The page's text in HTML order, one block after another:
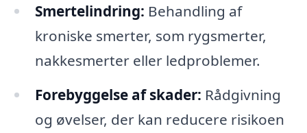
Smertelindring: Behandling af
kroniske smerter, som rygsmerter,
nakkesmerter eller ledproblemer.
Forebyggelse af skader: Rådgivning
og øvelser, der kan reducere risikoen